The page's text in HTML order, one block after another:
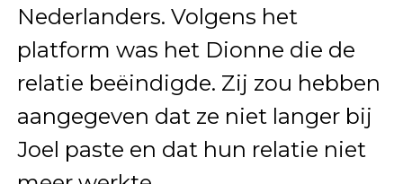
Nederlanders. Volgens het
platform was het Dionne die de
relatie beëindigde. Zij zou hebben
aangegeven dat ze niet langer bij
Joel paste en dat hun relatie niet